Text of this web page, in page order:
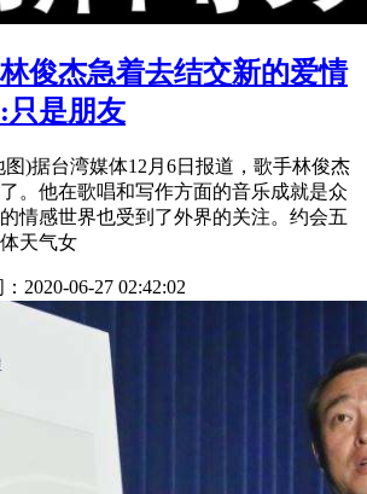
俊杰急着去结交新的爱情
只是朋友
)据台湾媒体12月6日报道，歌手林俊杰
。他在歌唱和写作方面的音乐成就是众
情感世界也受到了外界的关注。约会五
天气女
2020-06-27 02:42:02